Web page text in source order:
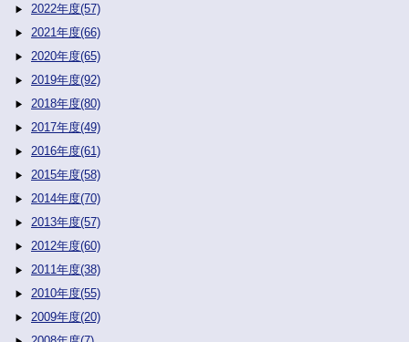
2022年度(57)
2021年度(66)
2020年度(65)
2019年度(92)
2018年度(80)
2017年度(49)
2016年度(61)
2015年度(58)
2014年度(70)
2013年度(57)
2012年度(60)
2011年度(38)
2010年度(55)
2009年度(20)